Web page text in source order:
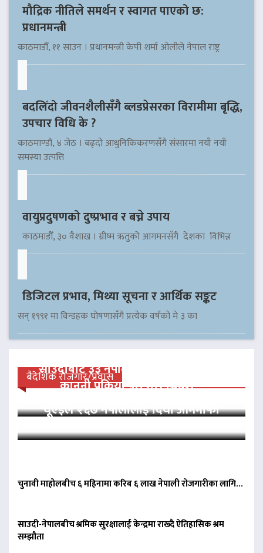
मौद्रिक नीतिले समर्थन र स्वागत पाएको छ:
प्रधानमन्त्री
काठमाडौँ, ११ साउन । प्रधानमन्त्री केपी शर्मा ओलीले नेपाल राष्ट्र
बदलिँदो जीवनशैलीसँगै ब्लडप्रेसरका विरामीमा बृद्धि,
उपचार विधि के ?
काठमाण्डौ, ४ जेठ । बढ्दो आधुनिकिकरणसँगै संसारमा नयाँ नयाँ
समस्या उत्पत्ति
वायुप्रदुषणको दुष्प्रभाव र बच्ने उपाय
काठमाडौँ, ३० वैशाख । ग्रीष्म ऋतुको आगमनसँगै देशका विभिन्न
डिजिटल प्रभाव, मिथ्या सूचना र आर्थिक सङ्कट
सन् १९९१ मा विन्डहक घोषणासँगै प्रत्येक वर्षको मे ३ का
बैदेशिक रोजगार/प्रवास
साउदीबाट ३३ नेपाली कैदीलाई आममाफी,
कानुनी प्रक्रिया पूरा गरी स्वदेश…
यूएईले २६७ नेपालीलाई दियो आममाफी
चुनावी माहोलबीच ६ महिनामा करिब ६ लाख नेपाली रोजगारीका लागि…
साउदी-नेपालबीच श्रमिक सुरक्षालाई केन्द्रमा राख्दै ऐतिहासिक श्रम
सम्झौता